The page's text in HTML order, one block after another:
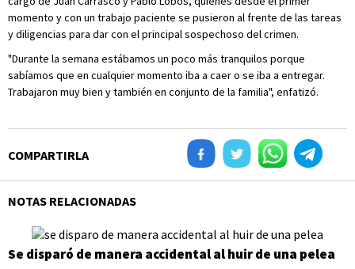
momento y con un trabajo paciente se pusieron al frente de las tareas
y diligencias para dar con el principal sospechoso del crimen.
"Durante la semana estábamos un poco más tranquilos porque
sabíamos que en cualquier momento iba a caer o se iba a entregar.
Trabajaron muy bien y también en conjunto de la familia", enfatizó.
COMPARTIRLA
NOTAS RELACIONADAS
Se disparó de manera accidental al huir de una pelea